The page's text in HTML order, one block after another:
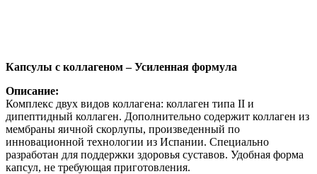
Капсулы с коллагеном – Усиленная формула
Описание:
Комплекс двух видов коллагена: коллаген типа II и
дипептидный коллаген. Дополнительно содержит коллаген из
мембраны яичной скорлупы, произведенный по
инновационной технологии из Испании. Специально
разработан для поддержки здоровья суставов. Удобная форма
капсул, не требующая приготовления.